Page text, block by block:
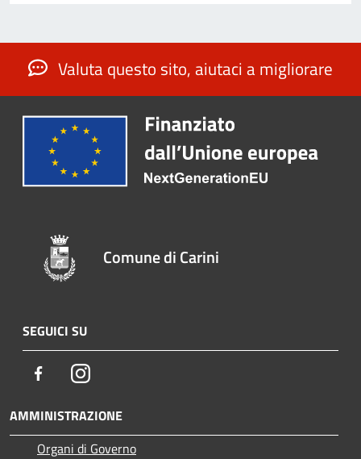
Valuta questo sito, aiutaci a migliorare
Comune di Carini
SEGUICI SU
FacebookInstagram
AMMINISTRAZIONE
Organi di Governo